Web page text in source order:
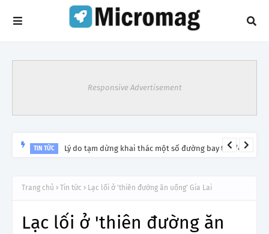
Responsive Advertisement
TIN TỨC Lý do tạm dừng khai thác một số đường bay từ 1/4
Trang chủ Tin tức Lạc lối ở 'thiên đường ăn uống' Gia Lai
Lạc lối ở 'thiên đường ăn